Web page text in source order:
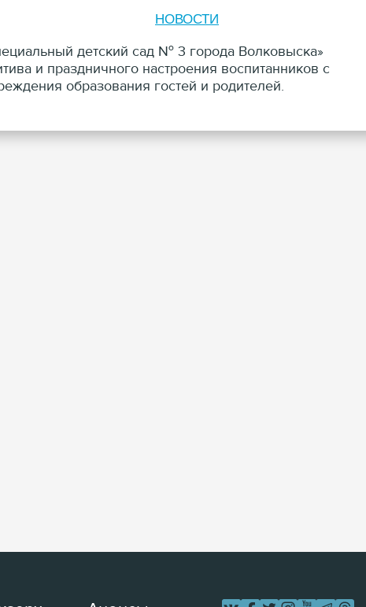
НОВОСТИ
детский сад № 3 города Волковыска»
и праздничного настроения воспитанников с
образования гостей и родителей.